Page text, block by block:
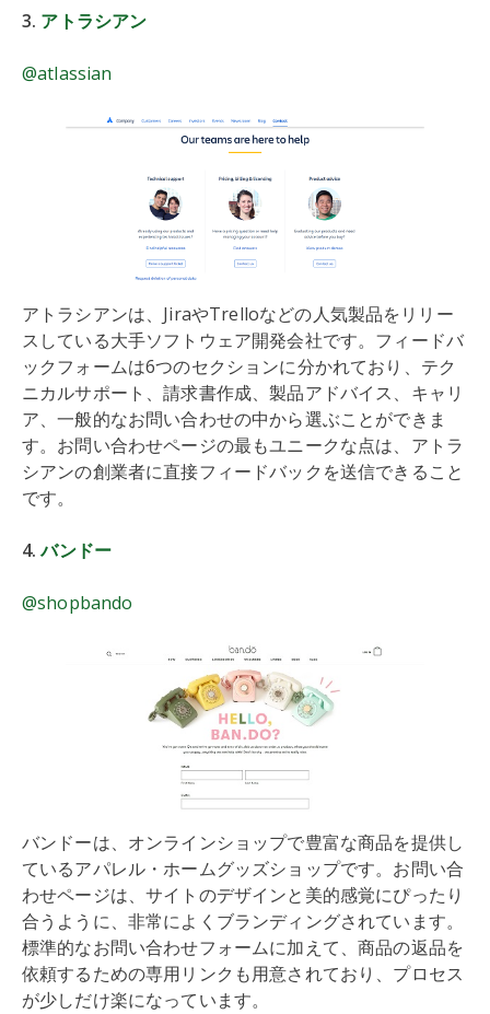
3. アトラシアン
@atlassian
アトラシアンは、JiraやTrelloなどの人気製品をリリー
スしている大手ソフトウェア開発会社です。フィードバ
ックフォームは6つのセクションに分かれており、テク
ニカルサポート、請求書作成、製品アドバイス、キャリ
ア、一般的なお問い合わせの中から選ぶことができま
す。お問い合わせページの最もユニークな点は、アトラ
シアンの創業者に直接フィードバックを送信できること
です。
4.バンドー
@shopbando
バンドーは、オンラインショップで豊富な商品を提供し
ているアパレル・ホームグッズショップです。お問い合
わせページは、サイトのデザインと美的感覚にぴったり
合うように、非常によくブランディングされています。
標準的なお問い合わせフォームに加えて、商品の返品を
依頼するための専用リンクも用意されており、プロセス
が少しだけ楽になっています。